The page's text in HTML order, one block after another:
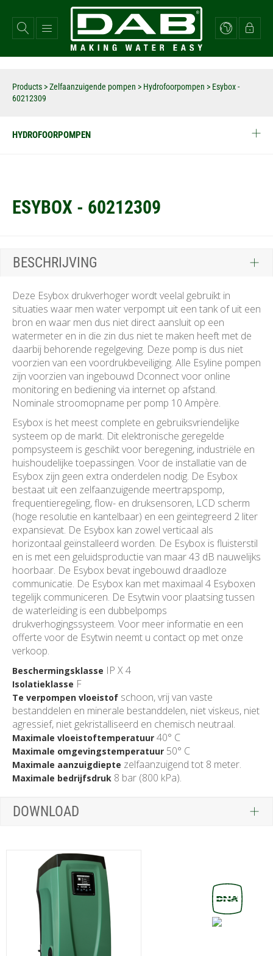
naar
Products >Zelfaanzuigende pompen > Hydrofoorpompen > Esybox -
60212309
HYDROFOORPOMPEN
ESYBOX - 60212309
BESCHRIJVING
Deze Esybox drukverhoger wordt veelal gebruikt in
situaties waar men water verpompt uit een tank of uit een
bron en waar men dus niet direct aansluit op een
watermeter en in die zin dus niet te maken heeft met de
daarbij behorende regelgeving. Deze pomp is dus niet
voorzien van een voordrukbeveiliging. Alle Esyline pompen
zijn voorzien van ingebouwd Dconnect voor online
monitoring en bediening via internet op afstand.
Nominale stroomopname per pomp 10 Ampère.
Esybox is het meest complete en gebruiksvriendelijke
systeem op de markt. Dit elektronische geregelde
pompsysteem is geschikt voor beregening, industriële en
huishoudelijke toepassingen. Voor de installatie van de
Esybox zijn geen extra onderdelen nodig. De Esybox
bestaat uit een zelfaanzuigende meertrapspomp,
frequentieregeling, flow- en druksensoren, LCD scherm
(hoge resolutie en kantelbaar) en een geïntegreerd 2 liter
expansievat. De Esybox kan zowel verticaal als
horizontaal geïnstalleerd worden. De Esybox is fluisterstil
en is met een geluidsproductie van maar 43 dB nauwelijks
hoorbaar. De Esybox bevat ingebouwd draadloze
communicatie. De Esybox kan met maximaal 4 Esyboxen
tegelijk communiceren. De Esytwin voor plaatsing tussen
de waterleiding is een dubbelpomps
drukverhogingssysteem. Voor meer informatie en een
offerte voor de Esytwin neemt u contact op met onze
verkoop.
Beschermingsklasse IP X 4
Isolatieklasse F
Te verpompen vloeistof schoon, vrij van vaste
bestanddelen en minerale bestanddelen, niet viskeus, niet
agressief, niet gekristalliseerd en chemisch neutraal.
Maximale vloeistoftemperatuur 40° C
Maximale omgevingstemperatuur 50° C
Maximale aanzuigdiepte zelfaanzuigend tot 8 meter.
Maximale bedrijfsdruk 8 bar (800 kPa).
DOWNLOAD